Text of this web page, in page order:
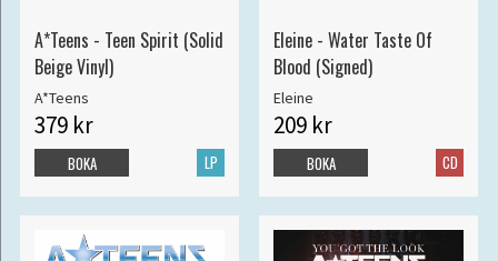
A*Teens - Teen Spirit (Solid
Beige Vinyl)
A*Teens
379 kr
LP
BOKA
Eleine - Water Taste Of
Blood (Signed)
Eleine
209 kr
CD
BOKA